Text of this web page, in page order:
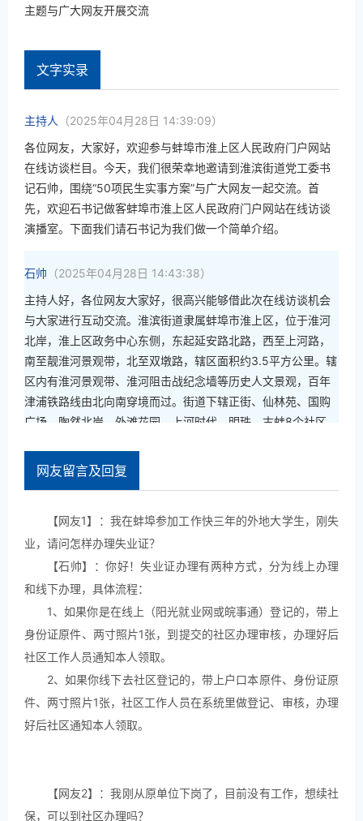
主题与广大网友开展交流
文字实录
主持人
（2025年04月28日 14:39:09）
各位网友，大家好，欢迎参与蚌埠市淮上区人民政府门户网站
在线访谈栏目。今天，我们很荣幸地邀请到淮滨街道党工委书
记石帅，围绕“50项民生实事方案”与广大网友一起交流。首
先，欢迎石书记做客蚌埠市淮上区人民政府门户网站在线访谈
演播室。下面我们请石书记为我们做一个简单介绍。
石帅 （2025年04月28日 14:43:38）
主持人好，各位网友大家好，很高兴能够借此次在线访谈机会
与大家进行互动交流。淮滨街道隶属蚌埠市淮上区，位于淮河
北岸，淮上区政务中心东侧，东起延安路北路，西至上河路，
南至靓淮河景观带，北至双墩路，辖区面积约3.5平方公里。辖
区内有淮河景观带、淮河阻击战纪念墙等历史人文景观，百年
津浦铁路线由北向南穿境而过。街道下辖正街、仙林苑、国购
广场、陶然北岸、外滩花园、上河时代、明珠，古蚌8个社区，
3.5万。驻辖区单位有淮上区政府、淮上区人民法院、淮上区人
博雅培文学校等。另驻有蚌埠福建商会，安徽正森建筑工程有
限公司、安徽省天成水利工程有限公司、安徽恒港建筑安装工
程有限公司等，商业氛围浓厚。
主持人
（2025年04月28日 14:48:16）
过去一年来，淮滨街道大力推进50项民生实事方案，行动方案
包括了哪些方面内容？请石书记给我们谈谈。
石帅 （2025年04月28日 14:49:44）
50项民生实事实施方案的出台，是一项具有深远意义和重大影
“以人民为中心”的发展思想。 该方案涵盖了促进就业、社会保
障、困难群体救助、教育惠民、卫生健康、环境保护、交通出
网友留言及回复
【网友1】：我在蚌埠参加工作快三年的外地大学生，刚失
业，请问怎样办理失业证？
【石帅】：你好！失业证办理有两种方式，分为线上办理
和线下办理，具体流程：
1、如果你是在线上（阳光就业网或皖事通）登记的，带上
身份证原件、两寸照片1张，到提交的社区办理审核，办理好后
社区工作人员通知本人领取。
2、如果你线下去社区登记的，带上户口本原件、身份证原
件、两寸照片1张，社区工作人员在系统里做登记、审核，办理
好后社区通知本人领取。
【网友2】：我刚从原单位下岗了，目前没有工作，想续社
保，可以到社区办理吗？